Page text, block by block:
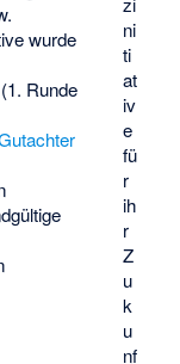
ni
ti
at
iv
e
fü
r
ih
r
Z
u
k
u
nf
wurde
Runde